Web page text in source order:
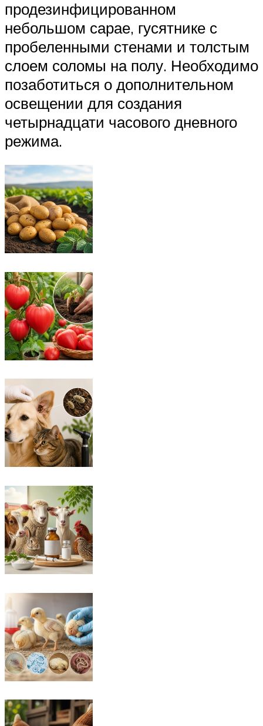
продезинфицированном
небольшом сарае, гусятнике с
пробеленными стенами и толстым
слоем соломы на полу. Необходимо
позаботиться о дополнительном
освещении для создания
четырнадцати часового дневного
режима.